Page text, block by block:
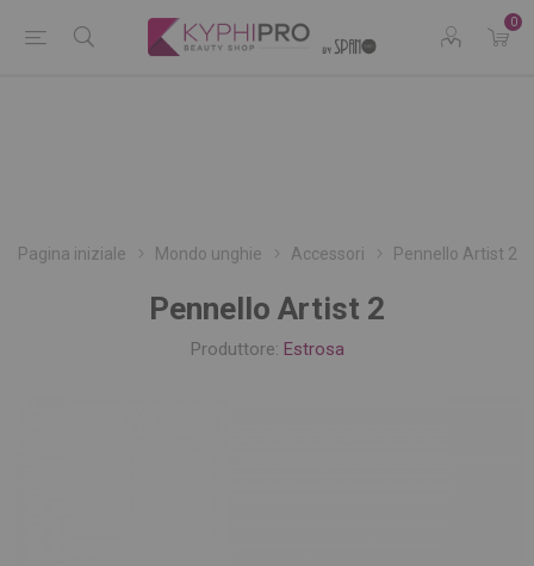
0
Pagina iniziale Mondo unghie Accessori Pennello Artist 2
Pennello Artist 2
Produttore: Estrosa